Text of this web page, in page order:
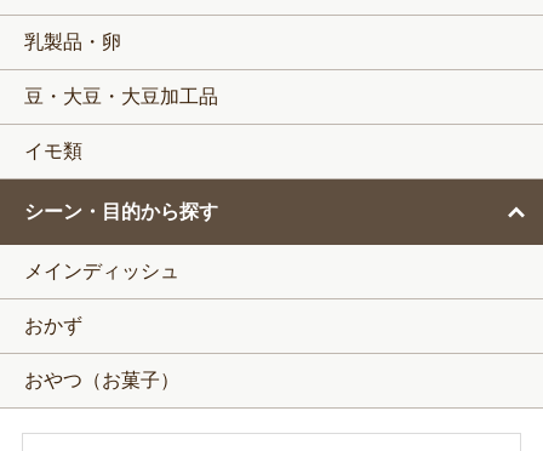
乳製品・卵
豆・大豆・大豆加工品
イモ類
シーン・目的から探す
メインディッシュ
おかず
おやつ（お菓子）